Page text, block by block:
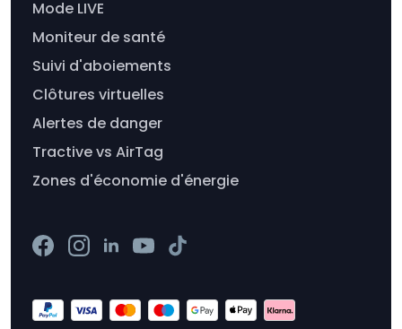
Mode LIVE
Moniteur de santé
Suivi d'aboiements
Clôtures virtuelles
Alertes de danger
Tractive vs AirTag
Zones d'économie d'énergie